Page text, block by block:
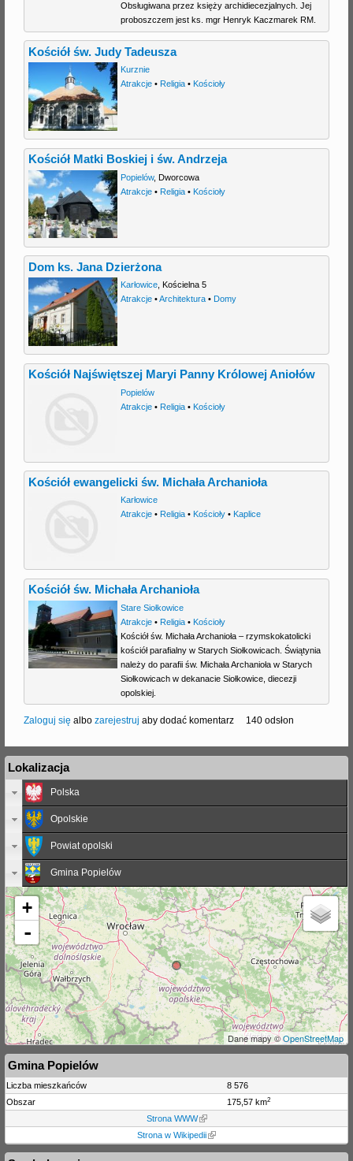
Obsługiwana przez księży archidiecezjalnych. Jej
proboszczem jest ks. mgr Henryk Kaczmarek RM.
Kościół św. Judy Tadeusza
Kurznie
Atrakcje• Religia• Kościoły
Kościół Matki Boskiej i św. Andrzeja
Popielów, Dworcowa
Atrakcje• Religia• Kościoły
Dom ks. Jana Dzierżona
Karłowice, Kościelna 5
Atrakcje•Architektura• Domy
Kościół Najświętszej Maryi Panny Królowej Aniołów
Popielów
Atrakcje• Religia• Kościoły
Kościół ewangelicki św. Michała Archanioła
Karłowice
Atrakcje• Religia• Kościoły• Kaplice
Kościół św. Michała Archanioła
Stare Siołkowice
Atrakcje• Religia• Kościoły
Kościół św. Michała Archanioła – rzymskokatolicki
kościół parafialny w Starych Siołkowicach. Świątynia
należy do parafii św. Michała Archanioła w Starych
Siołkowicach w dekanacie Siołkowice, diecezji
opolskiej.
Zaloguj się albo zarejestruj aby dodać komentarz 140 odsłon
Lokalizacja
Polska
Opolskie
Powiat opolski
Gmina Popielów
+
-
Dane mapy ©OpenStreetMap
Gmina Popielów
Liczba mieszkańców
8 576
Obszar
175,57 km2
Strona WWW
Strona w Wikipedii